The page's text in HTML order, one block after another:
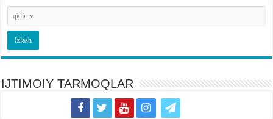
IJTIMOIY TARMOQLAR